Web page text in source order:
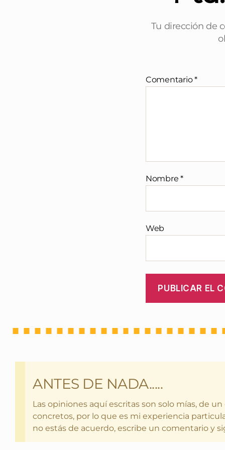
Tu dirección de
Comentario*
Nombre*
Web
ANTES DE NADA.....
Las opiniones aquí escritas son solo mías, de
concretos, por lo que es mi experiencia
no estás de acuerdo, escribe un comentario y